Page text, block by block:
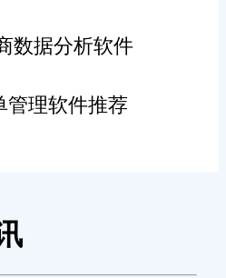
数据分析软件
管理软件推荐